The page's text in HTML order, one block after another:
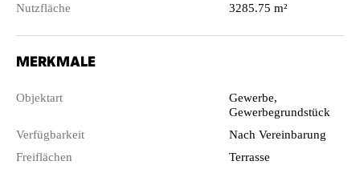
Nutzfläche
3285.75 m²
MERKMALE
Objektart
Gewerbe,
Gewerbegrundstück
Verfügbarkeit
Nach Vereinbarung
Freiflächen
Terrasse